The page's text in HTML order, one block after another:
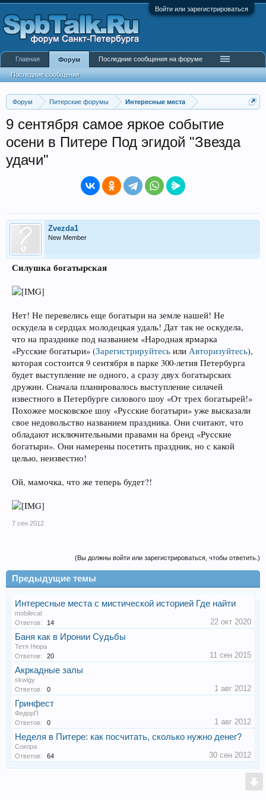
Войти или зарегистрироваться
Форум Питерские форумы Интересные места
9 сентября самое яркое событие
осени в Питере Под эгидой "Звезда
удачи"
Zvezda1
New Member
Силушка богатырская
Нет! Не перевелись еще богатыри на земле нашей! Не
оскудела в сердцах молодецкая удаль! Дат так не оскудела,
что на празднике под названием «Народная ярмарка
«Русские богатыри» (Зарегистрируйтесь или Авторизуйтесь),
которая состоится 9 сентября в парке 300-летия Петербурга
будет выступление не одного, а сразу двух богатырских
дружин. Сначала планировалось выступление силачей
известного в Петербурге силового шоу «От трех богатырей!»
Похожее московское шоу «Русские богатыри» уже высказали
свое недовольство названием праздника. Они считают, что
обладают исключительными правами на бренд «Русские
богатыри». Они намерены посетить праздник, но с какой
целью, неизвестно!
Ой, мамочка, что же теперь будет?!
7 сен 2012
(Вы должны войти или зарегистрироваться, чтобы ответить.)
Предыдущие темы
Интересные места с мистической историей Где найти
mobilecat
Ответов:
14 22 окт 2020
Баня как в Иронии Судьбы
Тетя Нюра
Ответов:
20 11 сен 2015
Акркадные залы
skwigy
Ответов:
0 1 авг 2012
Гринфест
ФедорП
Ответов:
0 1 авг 2012
Неделя в Питере: как посчитать, сколько нужно денег?
Сокора
Ответов:
64 30 сен 2012
Главная Форум
Последние сообщения
Последние сообщения на форуме